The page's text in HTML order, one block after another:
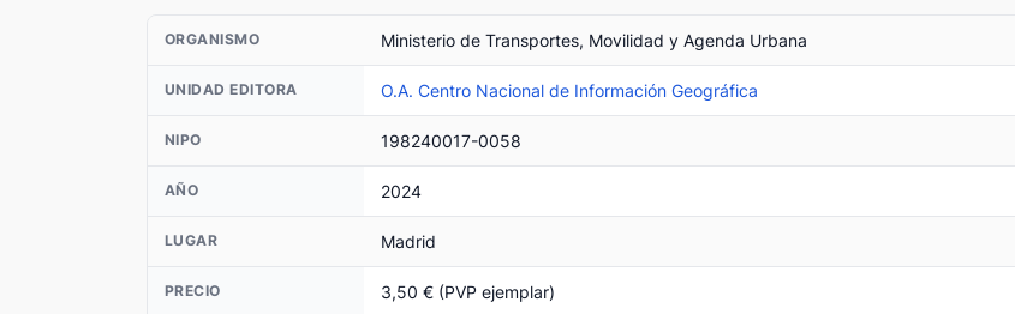
ORGANISMO Ministerio de Transportes, Movilidad y Agenda Urbana
UNIDAD EDITORA O.A. Centro Nacional de Información Geográfica
NIPO 198240017-0058
AÑO 2024
LUGAR Madrid
PRECIO 3,50 € (PVP ejemplar)